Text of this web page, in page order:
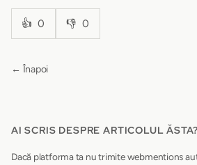
👍 0 👎 0
← Înapoi
AI SCRIS DESPRE ARTICOLUL ĂSTA?
Dacă platforma ta nu trimite webmentions